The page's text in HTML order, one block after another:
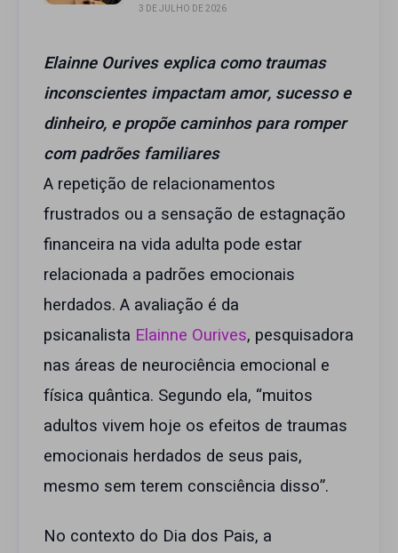
3 DE JULHO DE 2026
Elainne Ourives explica como traumas
inconscientes impactam amor, sucesso e
dinheiro, e propõe caminhos para romper
com padrões familiares
A repetição de relacionamentos
frustrados ou a sensação de estagnação
financeira na vida adulta pode estar
relacionada a padrões emocionais
herdados. A avaliação é da
psicanalista Elainne Ourives, pesquisadora
nas áreas de neurociência emocional e
física quântica. Segundo ela, “muitos
adultos vivem hoje os efeitos de traumas
emocionais herdados de seus pais,
mesmo sem terem consciência disso”.
No contexto do Dia dos Pais, a